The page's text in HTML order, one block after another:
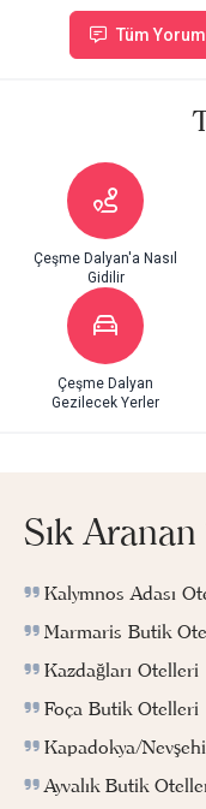
Tüm
Çeşme Dalyan'a Nasıl
Gidilir
Çeşme Dalyan
Gezilecek Yerler
Sık
Kalymnos Adası
Marmaris Butik
Kazdağları Otelleri
Foça Butik Otelleri
Kapadokya/
Ayvalık Butik